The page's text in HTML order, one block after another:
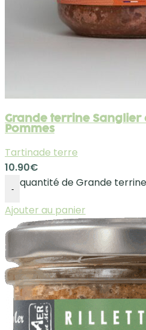
Grande terrine Sanglier
Pommes
Tartinade terre
10.90€
-
quantité de Grande
Ajouter au panier